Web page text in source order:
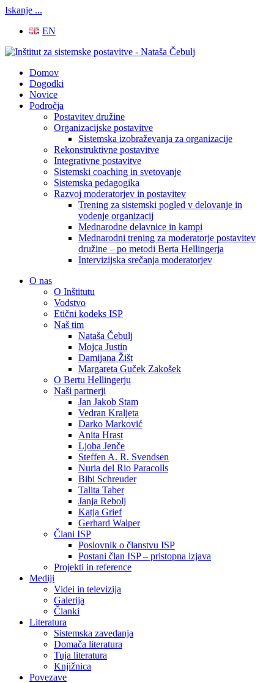
Iskanje ...
EN
Domov
Dogodki
Novice
Področja
Postavitev družine
Organizacijske postavitve
Sistemska izobraževanja za organizacije
Rekonstruktivne postavitve
Integrativne postavitve
Sistemski coaching in svetovanje
Sistemska pedagogika
Razvoj moderatorjev in postavitev
Trening za sistemski pogled v delovanje in
vodenje organizacij
Mednarodne delavnice in kampi
Mednarodni trening za moderatorje postavitev
družine – po metodi Berta Hellingerja
Intervizijska srečanja moderatorjev
O nas
O Inštitutu
Vodstvo
Etični kodeks ISP
Naš tim
Nataša Čebulj
Mojca Justin
Damijana Žišt
Margareta Guček Zakošek
O Bertu Hellingerju
Naši partnerji
Jan Jakob Stam
Vedran Kraljeta
Darko Marković
Anita Hrast
Ljoba Jenče
Steffen A. R. Svendsen
Nuria del Rio Paracolls
Bibi Schreuder
Talita Taber
Janja Rebolj
Katja Grief
Gerhard Walper
Člani ISP
Poslovnik o članstvu ISP
Postani član ISP – pristopna izjava
Projekti in reference
Mediji
Videi in televizija
Galerija
Članki
Literatura
Sistemska zavedanja
Domača literatura
Tuja literatura
Knjižnica
Povezave